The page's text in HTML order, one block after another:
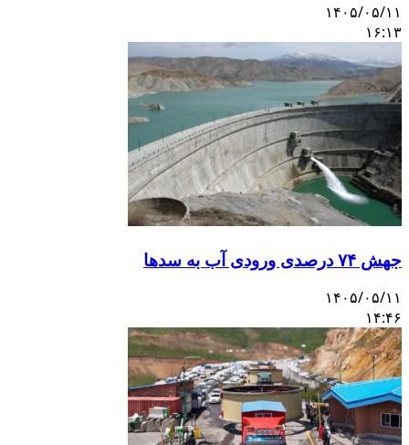
۰۵/۱۱
۷۴ درصدی ورودی آب به سدها
۰۵/۱۱